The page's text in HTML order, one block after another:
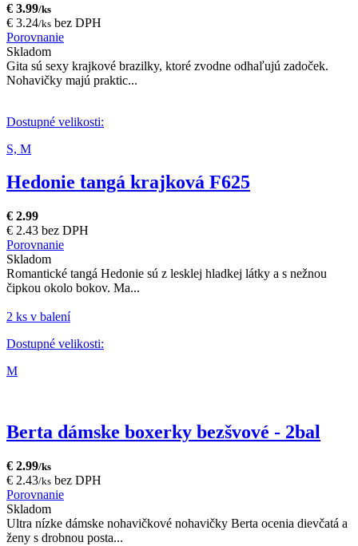
€ 3.99/ks
€ 3.24/ks bez DPH
Porovnanie
Skladom
Gita sú sexy krajkové brazilky, ktoré zvodne odhaľujú zadoček.
Nohavičky majú praktic...
Dostupné velikosti:
S, M
Hedonie tangá krajková F625
€ 2.99
€ 2.43 bez DPH
Porovnanie
Skladom
Romantické tangá Hedonie sú z lesklej hladkej látky a s nežnou
čipkou okolo bokov. Ma...
2 ks v balení
Dostupné velikosti:
M
Berta dámske boxerky bezšvové - 2bal
€ 2.99/ks
€ 2.43/ks bez DPH
Porovnanie
Skladom
Ultra nízke dámske nohavičkové nohavičky Berta ocenia dievčatá a
ženy s drobnou posta...